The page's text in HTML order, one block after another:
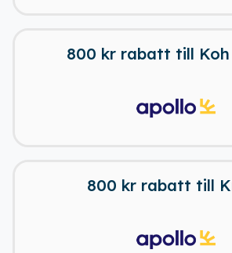
800 kr rabatt till
800 kr rabatt till